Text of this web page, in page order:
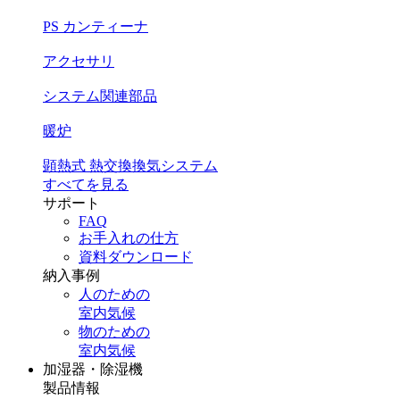
PS カンティーナ
アクセサリ
システム関連部品
暖炉
顕熱式 熱交換換気システム
すべてを見る
サポート
FAQ
お手入れの仕方
資料ダウンロード
納入事例
人のための
室内気候
物のための
室内気候
加湿器・除湿機
製品情報